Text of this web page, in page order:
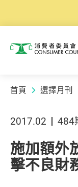
消費者委員會
首頁 選擇月刊
2017.02 484
施加額外
擊不良財